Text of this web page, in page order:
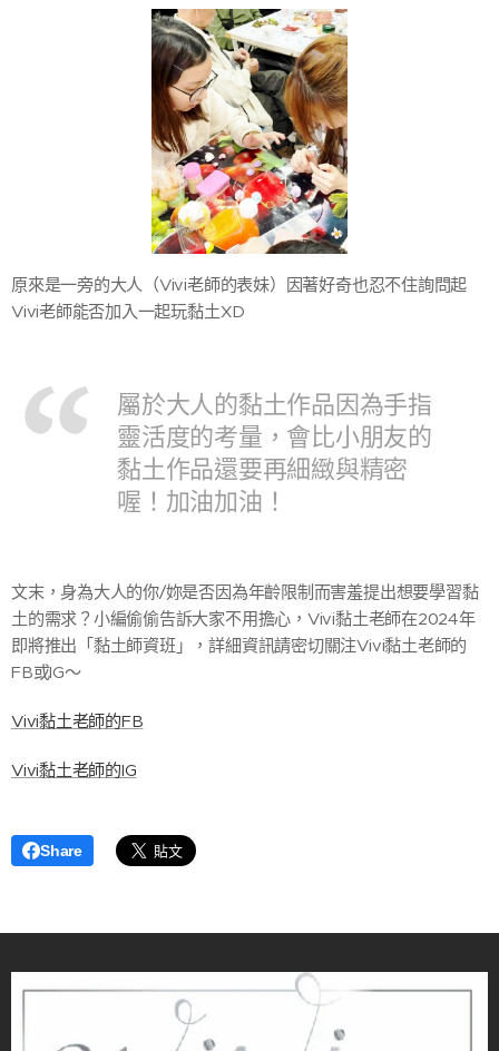
原來是一旁的大人（Vivi老師的表妹）因著好奇也忍不住詢問起
Vivi老師能否加入一起玩黏土XD
屬於大人的黏土作品因為手指
靈活度的考量，會比小朋友的
黏土作品還要再細緻與精密
喔！加油加油！
文末，身為大人的你/妳是否因為年齡限制而害羞提出想要學習黏
土的需求？小編偷偷告訴大家不用擔心，Vivi黏土老師在2024年
即將推出「黏土師資班」，詳細資訊請密切關注Vivi黏土老師的
FB或IG～
Vivi黏土老師的FB
Vivi黏土老師的IG
Share